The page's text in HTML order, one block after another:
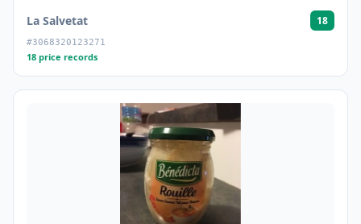
La Salvetat 18
#3068320123271
18 price records